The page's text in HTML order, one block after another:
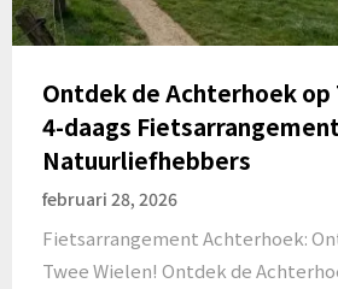
Ontdek de Achterhoek op
4-daags
Natuurliefhebbers
februari 28, 2026
Fietsarrangement Achterhoek:
Twee Wielen! Ontdek de